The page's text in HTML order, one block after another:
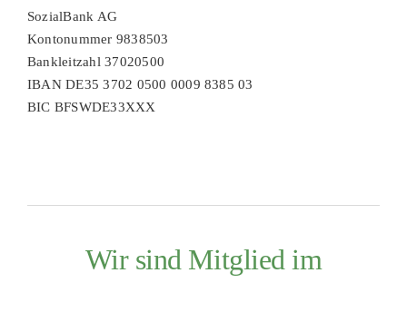
SozialBank AG
Kontonummer 9838503
Bankleitzahl 37020500
IBAN DE35 3702 0500 0009 8385 03
BIC BFSWDE33XXX
Wir sind Mitglied im